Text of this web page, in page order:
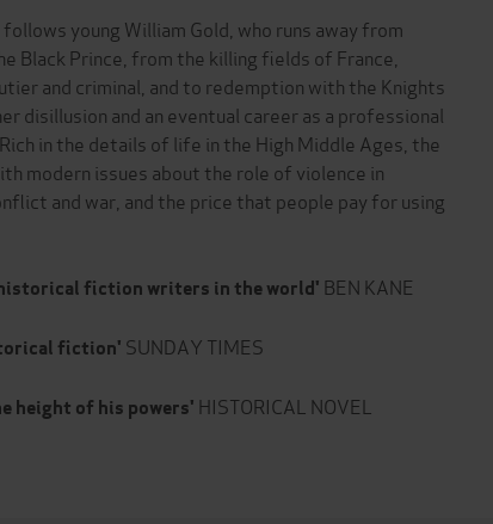
young William Gold, who runs away from
Black Prince, from the killing fields of France,
and criminal, and to redemption with the Knights
disillusion and an eventual career as a professional
in the details of life in the High Middle Ages, the
modern issues about the role of violence in
and war, and the price that people pay for using
fiction writers in the world' BEN KANE
fiction' SUNDAY TIMES
height of his powers' HISTORICAL NOVEL